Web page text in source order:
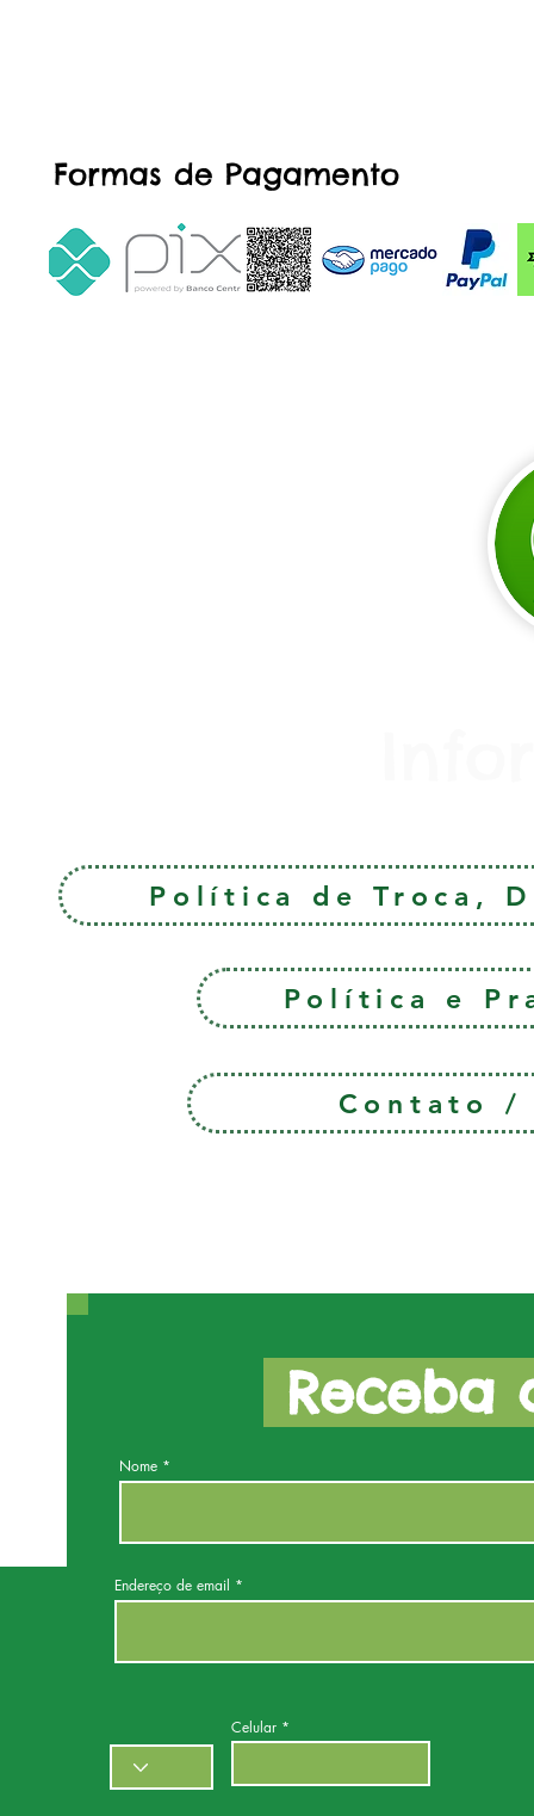
Formas de Pagamento
Política de Troca,
Política e
Contato /
Receba
Nome
Endereço de email
Celular